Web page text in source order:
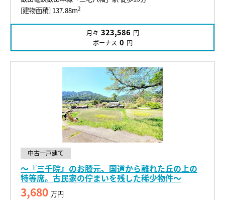
[建物面積] 137.88m2
月々 323,586 円
ボーナス 0 円
中古一戸建て
～『三千院』のお膝元、国道から離れた丘の上の
特等席。古民家の佇まいを残した稀少物件～
3,680 万円